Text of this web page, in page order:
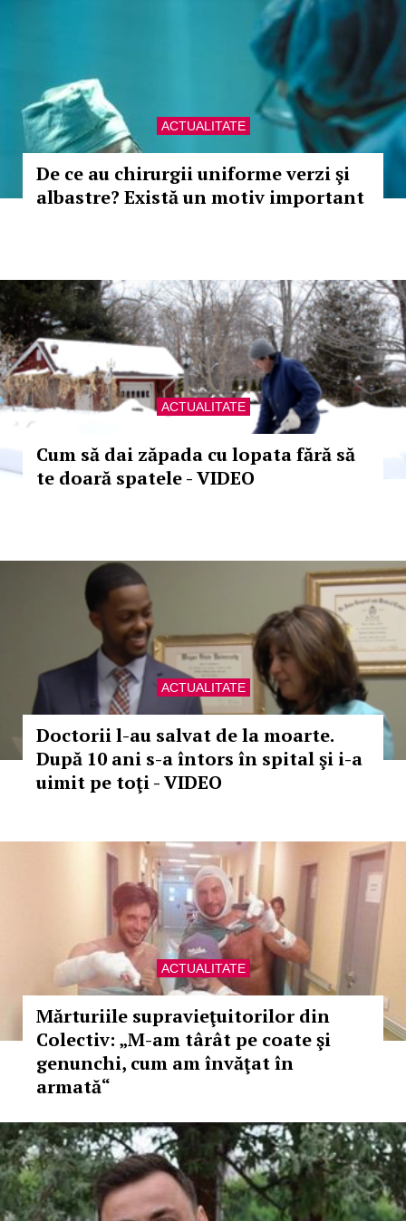
ACTUALITATE
De ce au chirurgii uniforme verzi şi
albastre? Există un motiv important
ACTUALITATE
Cum să dai zăpada cu lopata fără să
te doară spatele - VIDEO
ACTUALITATE
Doctorii l-au salvat de la moarte.
După 10 ani s-a întors în spital şi i-a
uimit pe toţi - VIDEO
ACTUALITATE
Mărturiile supravieţuitorilor din
Colectiv: „M-am târât pe coate şi
genunchi, cum am învăţat în
armată“